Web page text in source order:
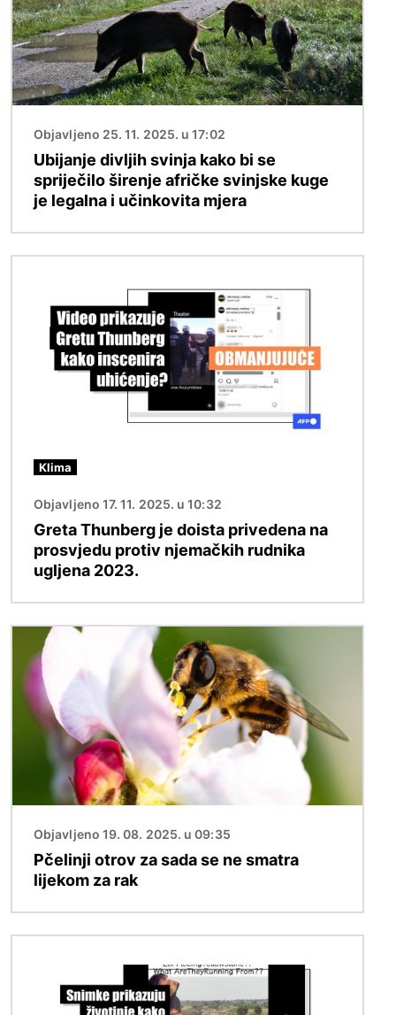
Objavljeno 25. 11. 2025. u 17:02
Ubijanje divljih svinja kako bi se
spriječilo širenje afričke svinjske kuge
je legalna i učinkovita mjera
Klima
Objavljeno 17. 11. 2025. u 10:32
Greta Thunberg je doista privedena na
prosvjedu protiv njemačkih rudnika
ugljena 2023.
Objavljeno 19. 08. 2025. u 09:35
Pčelinji otrov za sada se ne smatra
lijekom za rak